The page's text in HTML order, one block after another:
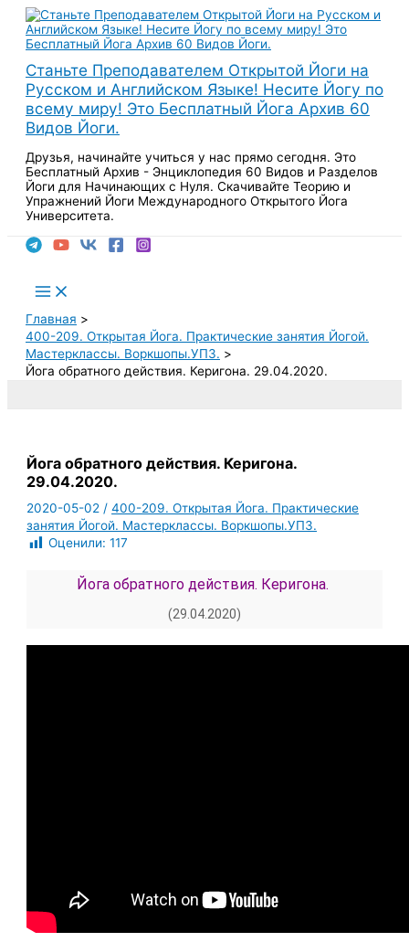
Перейти
содержимому
Станьте Преподавателем Открытой Йоги на
Русском и Английском Языке! Несите Йогу по
всему миру! Это Бесплатный Йога Архив 60
Видов Йоги.
Друзья, начинайте учиться у нас прямо сегодня. Это
Бесплатный Архив - Энциклопедия 60 Видов и Разделов
Йоги для Начинающих с Нуля. Скачивайте Теорию и
Упражнений Йоги Международного Открытого Йога
Университета.
Main
Menu
Главная
400-209. Открытая Йога. Практические занятия Йогой.
Мастерклассы. Воркшопы.УПЗ.
Йога обратного действия. Керигона. 29.04.2020.
Йога обратного действия. Керигона.
29.04.2020.
2020-05-02/400-209. Открытая Йога. Практические
занятия Йогой. Мастерклассы. Воркшопы.УПЗ.
Оценили: 117
Йога обратного действия. Керигона.
(29.04.2020)